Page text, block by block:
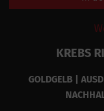
KREBS
GOLDGELB |